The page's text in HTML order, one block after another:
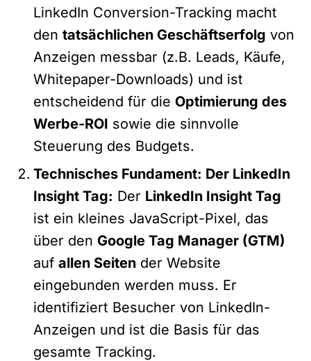
LinkedIn Conversion-Tracking macht
den tatsächlichen Geschäftserfolg von
Anzeigen messbar (z.B. Leads, Käufe,
Whitepaper-Downloads) und ist
entscheidend für die Optimierung des
Werbe-ROI sowie die sinnvolle
Steuerung des Budgets.
Technisches Fundament: Der LinkedIn
Insight Tag: Der LinkedIn Insight Tag
ist ein kleines JavaScript-Pixel, das
über den Google Tag Manager (GTM)
auf allen Seiten der Website
eingebunden werden muss. Er
identifiziert Besucher von LinkedIn-
Anzeigen und ist die Basis für das
gesamte Tracking.